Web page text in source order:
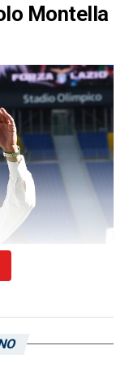
Montella
quattro
tecnico